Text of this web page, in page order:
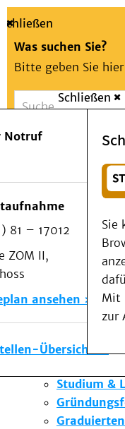
Suche
Schließen
Was suchen Sie?
Bitte geben Sie
oder
Wählen Sie ein
Notfall
Schließen
Notruf
81 – 17012
ZOM II,
ansehen
Übersicht
Sie
Mit
zur
Menü
Patienten &
Kliniken/
Als Patient
Beratung
Notfall
Forschung &
Die Institute
Forschung
Studium &